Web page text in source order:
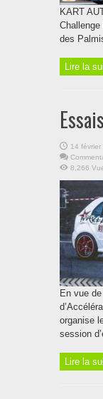
KART
des
Lire la
14 février
8,266
En vue
organise
session
Lire la